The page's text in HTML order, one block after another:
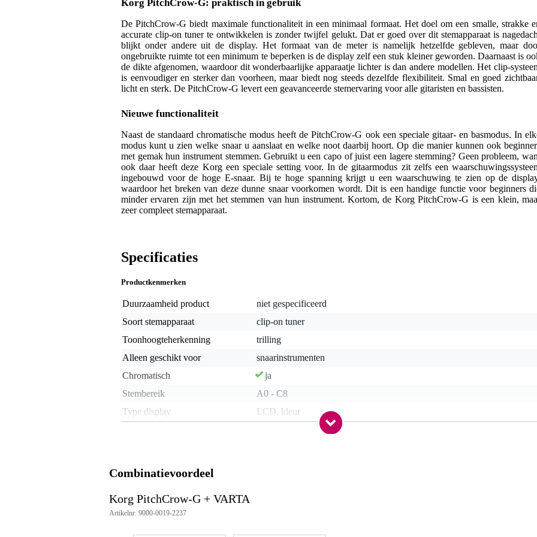
Korg PitchCrow-G: praktisch in gebruik
De PitchCrow-G biedt maximale functionaliteit in een minimaal formaat. Het doel om een smalle, strakke
accurate clip-on tuner te ontwikkelen is zonder twijfel gelukt. Dat er goed over dit stemapparaat is
blijkt onder andere uit de display. Het formaat van de meter is namelijk hetzelfde gebleven, maar
ongebruikte ruimte tot een minimum te beperken is de display zelf een stuk kleiner geworden. Daarnaast is
de dikte afgenomen, waardoor dit wonderbaarlijke apparaatje lichter is dan andere modellen. Het clip-
is eenvoudiger en sterker dan voorheen, maar biedt nog steeds dezelfde flexibiliteit. Smal en goed
licht en sterk. De PitchCrow-G levert een geavanceerde stemervaring voor alle gitaristen en bassisten.
Nieuwe functionaliteit
Naast de standaard chromatische modus heeft de PitchCrow-G ook een speciale gitaar- en basmodus. In
modus kunt u zien welke snaar u aanslaat en welke noot daarbij hoort. Op die manier kunnen ook
met gemak hun instrument stemmen. Gebruikt u een capo of juist een lagere stemming? Geen probleem,
ook daar heeft deze Korg een speciale setting voor. In de gitaarmodus zit zelfs een
ingebouwd voor de hoge E-snaar. Bij te hoge spanning krijgt u een waarschuwing te zien op de
waardoor het breken van deze dunne snaar voorkomen wordt. Dit is een handige functie voor beginners
minder ervaren zijn met het stemmen van hun instrument. Kortom, de Korg PitchCrow-G is een klein,
zeer compleet stemapparaat.
Specificaties
Productkenmerken
Duurzaamheid product
niet gespecificeerd
Soort stemapparaat
clip-on tuner
Toonhoogteherkenning
trilling
Alleen geschikt voor
snaarinstrumenten
Chromatisch
ja
Stembereik
A0 - C8
Type display
LCD, kleur
Gewicht en afmetingen inclusief verpakking
Gewicht(incl. verpakking)
Afmeting(incl. verpakking)
Combinatievoordeel
Korg PitchCrow-G + VARTA
Artikelnr: 9000-0019-2237